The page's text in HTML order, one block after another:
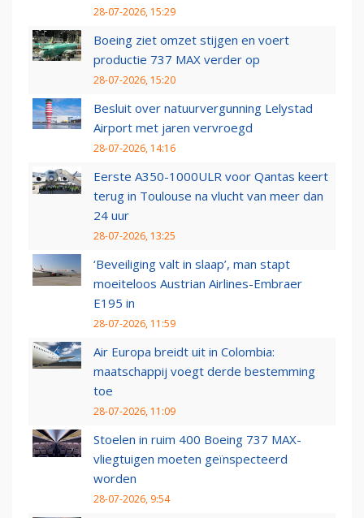
28-07-2026, 15:29
Boeing ziet omzet stijgen en voert
productie 737 MAX verder op
28-07-2026, 15:20
Besluit over natuurvergunning Lelystad
Airport met jaren vervroegd
28-07-2026, 14:16
Eerste A350-1000ULR voor Qantas keert
terug in Toulouse na vlucht van meer dan
24 uur
28-07-2026, 13:25
‘Beveiliging valt in slaap’, man stapt
moeiteloos Austrian Airlines-Embraer
E195 in
28-07-2026, 11:59
Air Europa breidt uit in Colombia:
maatschappij voegt derde bestemming
toe
28-07-2026, 11:09
Stoelen in ruim 400 Boeing 737 MAX-
vliegtuigen moeten geïnspecteerd
worden
28-07-2026, 9:54